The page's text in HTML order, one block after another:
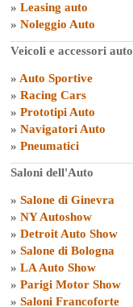
» Leasing auto
» Noleggio Auto
Veicoli e accessori auto
» Auto Sportive
» Racing Cars
» Prototipi Auto
» Navigatori Auto
» Pneumatici
Saloni dell'Auto
» Salone di Ginevra
» NY Autoshow
» Detroit Auto Show
» Salone di Bologna
» LA Auto Show
» Parigi Motor Show
» Saloni Francoforte